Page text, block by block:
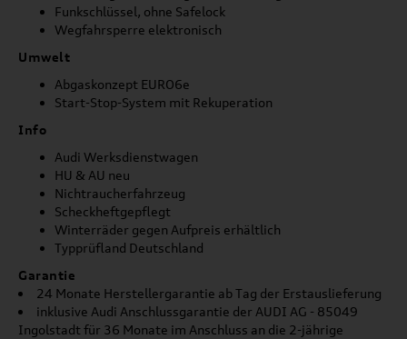
Funkschlüssel, ohne Safelock
Wegfahrsperre elektronisch
Umwelt
Abgaskonzept EURO6e
Start-Stop-System mit Rekuperation
Info
Audi Werksdienstwagen
HU & AU neu
Nichtraucherfahrzeug
Scheckheftgepflegt
Winterräder gegen Aufpreis erhältlich
Typprüfland Deutschland
Garantie
24 Monate Herstellergarantie ab Tag der Erstauslieferung
inklusive Audi Anschlussgarantie der AUDI AG - 85049
Ingolstadt für 36 Monate im Anschluss an die 2-jährige